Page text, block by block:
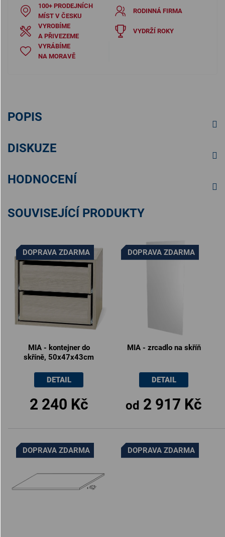
100+ PRODEJNÍCH
MÍST V ČESKU
RODINNÁ FIRMA
VYROBÍME
A PŘIVEZEME
VYDRŽÍ ROKY
VYRÁBÍME
NA MORAVĚ
POPIS
DISKUZE
HODNOCENÍ
SOUVISEJÍCÍ PRODUKTY
DOPRAVA ZDARMA
MIA - kontejner do
skříně, 50x47x43cm
2 240 Kč
DETAIL
DOPRAVA ZDARMA
MIA - zrcadlo na skříň
od 2 917 Kč
DETAIL
DOPRAVA ZDARMA DOPRAVA ZDARMA